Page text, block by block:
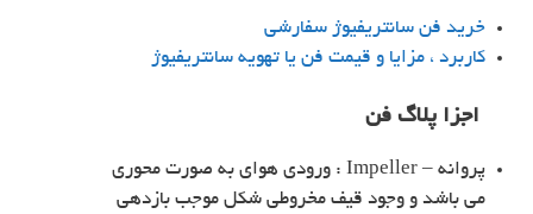
خرید فن سانتریفیوژ سفارشی
کاربرد ، مزایا و قیمت فن یا تهویه سانتریفیوژ
اجزا پلاگ فن
پروانه – Impeller : ورودی هوای به صورت محوری
می باشد و وجود قیف مخروطی شکل موجب بازدهی